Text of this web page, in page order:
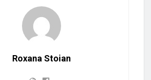
Roxana Stoian